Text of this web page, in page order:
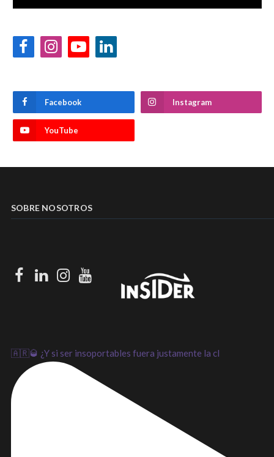
FacebookInstagramYouTubeLinkedIn
Facebook Instagram
YouTube
SOBRE NOSOTROS
Facebook
LinkedIn
Instagram
Youtube
🇦🇷🥃 ¿Y si ser insoportables fuera justamente la cl